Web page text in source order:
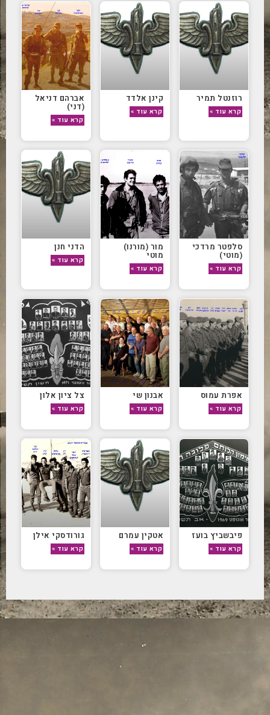
רוזנטל תמיר
קרא עוד »
קינן אלדד
קרא עוד »
אברהם דניאל
(דני)
קרא עוד »
סלפטר מרדכי
(מוטי)
קרא עוד »
מור (מורנו)
מוטי
קרא עוד »
הדני חנן
קרא עוד »
אפרת עמוס
קרא עוד »
אבנון שי
קרא עוד »
צל ציון אלון
קרא עוד »
פיבשביץ בועז
קרא עוד »
אטקין עמרם
קרא עוד »
גורודסקי אילן
קרא עוד »